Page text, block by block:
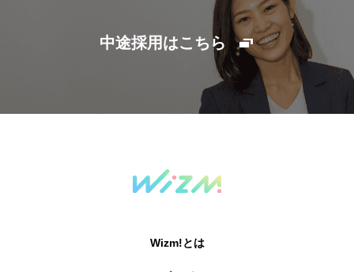
中途採用はこちら
Wizm!とは